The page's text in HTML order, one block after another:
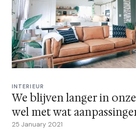
INTERIEUR
We blijven langer in
wel met wat
25 January 2021